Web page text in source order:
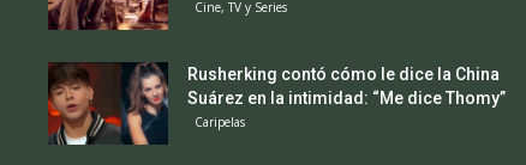
Cine, TV y Series
Rusherking contó cómo le dice la China
Suárez en la intimidad: “Me dice Thomy”
Caripelas